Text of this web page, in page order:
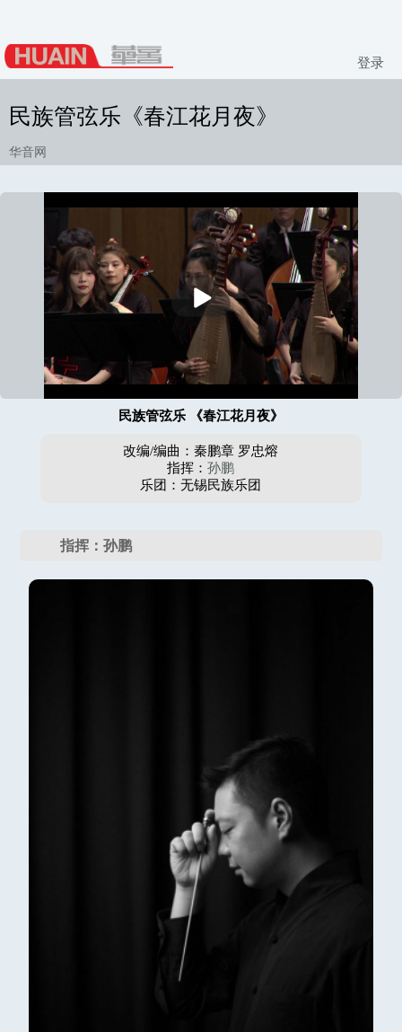
登录
民族管弦乐《春江花月夜》
华音网
放
民族管弦乐 《春江花月夜》
改编/编曲：秦鹏章 罗忠熔
指挥：孙鹏
乐团：无锡民族乐团
指挥：孙鹏